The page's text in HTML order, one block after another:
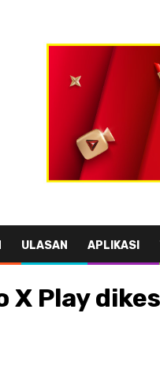
ULASAN APLIKASI
Play